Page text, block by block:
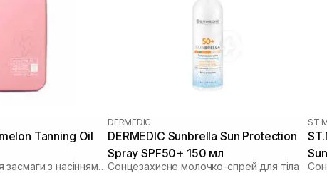
Tanning Oil
Олія для посилення засмаги з насінням кавуна
DERMEDIC
DERMEDIC Sunbrella Sun Protection
Spray SPF50+ 150 мл
Сонцезахисне молочко-спрей для тіла